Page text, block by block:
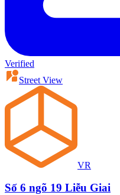
Verified
Street View
VR
Số 6 ngõ 19 Liễu Giai